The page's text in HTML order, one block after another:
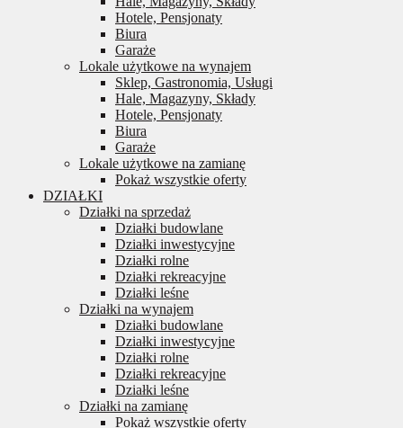
Hotele, Pensjonaty
Biura
Garaże
Lokale użytkowe na wynajem
Sklep, Gastronomia, Usługi
Hale, Magazyny, Składy
Hotele, Pensjonaty
Biura
Garaże
Lokale użytkowe na zamianę
Pokaż wszystkie oferty
DZIAŁKI
Działki na sprzedaż
Działki budowlane
Działki inwestycyjne
Działki rolne
Działki rekreacyjne
Działki leśne
Działki na wynajem
Działki budowlane
Działki inwestycyjne
Działki rolne
Działki rekreacyjne
Działki leśne
Działki na zamianę
Pokaż wszystkie oferty